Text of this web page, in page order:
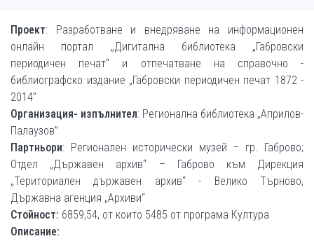
Проект: Разработване и внедряване на информационен
онлайн портал „Дигитална библиотека „Габровски
периодичен печат“ и отпечатване на справочно -
библиографско издание „Габровски периодичен печат 1872 -
2014”
Организация- изпълнител: Регионална библиотека „Априлов-
Палаузов”
Партньори: Регионален исторически музей – гр. Габрово;
Отдел „Държавен архив“ – Габрово към Дирекция
„Териториален държавен архив“ - Велико Търново,
Държавна агенция „Архиви“
Стойност: 6859,54, от които 5485 от програма Култура
Описание: